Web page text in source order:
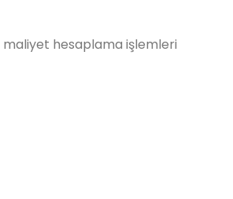
maliyet hesaplama işlemleri